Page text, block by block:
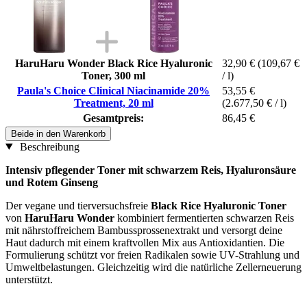
HaruHaru Wonder Black Rice Hyaluronic
Toner, 300 ml
32,90 € (109,67 €
/ l)
Paula's Choice Clinical Niacinamide 20%
Treatment, 20 ml
53,55 €
(2.677,50 € / l)
Gesamtpreis:
86,45 €
Beide in den Warenkorb
Beschreibung
Intensiv pflegender Toner mit schwarzem Reis, Hyaluronsäure
und Rotem Ginseng
Der vegane und tierversuchsfreie Black Rice Hyaluronic Toner
von HaruHaru Wonder kombiniert fermentierten schwarzen Reis
mit nährstoffreichem Bambussprossenextrakt und versorgt deine
Haut dadurch mit einem kraftvollen Mix aus Antioxidantien. Die
Formulierung schützt vor freien Radikalen sowie UV-Strahlung und
Umweltbelastungen. Gleichzeitig wird die natürliche Zellerneuerung
unterstützt.